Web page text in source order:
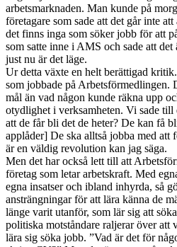
arbetsmarknaden. Man kunde på
företagare som sade att det går inte
det finns inga som söker jobb för att
som satte inne i AMS och sade att
just nu är det läge.
Ur detta växte en helt berättigad
som jobbade på Arbetsförmedlingen.
mål än vad någon kunde räkna upp
otydlighet i verksamheten. Vi sade till
att de får bli det de heter? De kan få
applåder] De ska alltså jobba med
är en väldig revolution kan jag säga.
Men det har också lett till att
företag som letar arbetskraft. Med
egna insatser och ibland inhyrda, så
ansträngningar för att lära känna de
länge varit utanför, som lär sig att
politiska motståndare raljerar över att
lära sig söka jobb. ”Vad är det för